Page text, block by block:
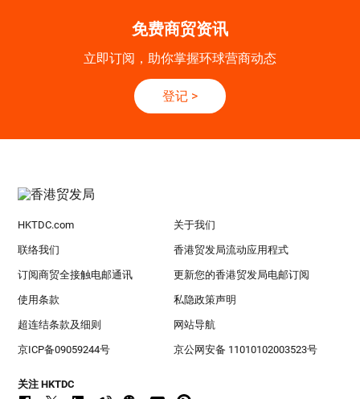
免费商贸资讯
立即订阅，助你掌握环球营商动态
登记 >
HKTDC.com 关于我们
联络我们 香港贸发局流动应用程式
订阅商贸全接触电邮通讯 更新您的香港贸发局电邮订阅
使用条款 私隐政策声明
超连结条款及细则 网站导航
京ICP备09059244号 京公网安备 11010102003523号
关注 HKTDC